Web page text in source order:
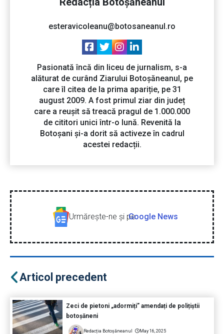
esteravicoleanu@botosaneanul.ro
Pasionată încă din liceu de jurnalism, s-a
alăturat de curând Ziarului Botoșăneanul, pe
care îl citea de la prima apariție, pe 31
august 2009. A fost primul ziar din județ
care a reușit să treacă pragul de 1.000.000
de cititori unici într-o lună. Revenită la
Botoșani și-a dorit să activeze în cadrul
acestei redacții.
Urmăreşte-ne şi peGoogle News
Articol precedent
Zeci de pietoni „adormiți” amendați de polițiștii
botoșăneni
Redacția Botoșăneanul May 16, 2025